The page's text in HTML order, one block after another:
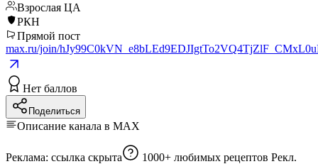
Взрослая ЦА
РКН
Прямой пост
max.ru/join/
Нет баллов
Поделиться
Описание канала в MAX
Реклама: ссылка скрыта